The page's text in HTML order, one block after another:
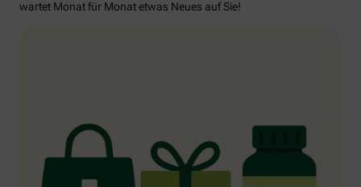
wartet Monat für Monat etwas Neues auf Sie!